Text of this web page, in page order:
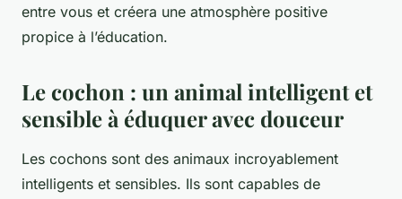
entre vous et créera une atmosphère positive
propice à l’éducation.
Le cochon : un animal intelligent et
sensible à éduquer avec douceur
Les cochons sont des animaux incroyablement
intelligents et sensibles. Ils sont capables de